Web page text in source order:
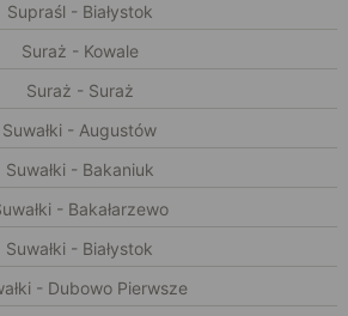
Supraśl - Białystok
Suraż - Kowale
Suraż - Suraż
Suwałki - Augustów
Suwałki - Bakaniuk
- Bakałarzewo
Suwałki - Białystok
- Dubowo Pierwsze